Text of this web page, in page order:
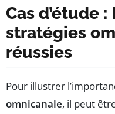
Cas d’étude
stratégies
réussies
Pour illustrer
omnicanale, il peut